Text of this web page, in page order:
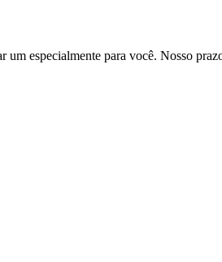
especialmente para você. Nosso